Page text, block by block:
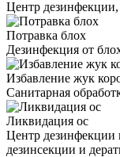
Центр
Потравка блох
Дезинфекция от
Избавление жук
Санитарная
Ликвидация ос
Центр дезинфекции
дезинсекции и